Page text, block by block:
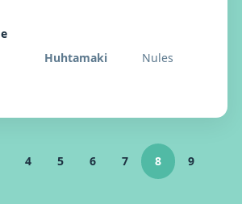
Huhtamaki Nules
4 5 6 7 8 9